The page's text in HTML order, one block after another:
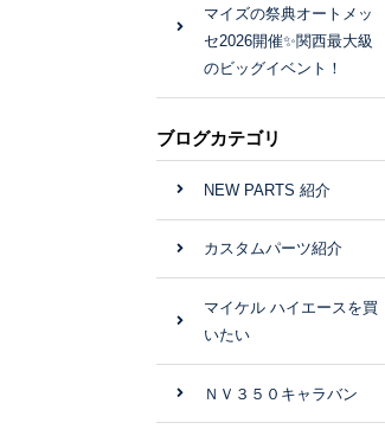
マイズの祭典オートメッ
セ2026開催✨関西最大級
のビッグイベント！
ブログカテゴリ
NEW PARTS 紹介
カスタムパーツ紹介
マイケル ハイエースを買
いたい
ＮＶ３５０キャラバン